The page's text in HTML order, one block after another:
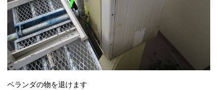
ベランダの物を退けます